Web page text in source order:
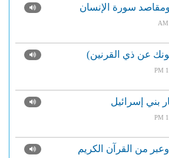
سورة الإنسان
عن ذي القرنين)
بني إسرائيل
من القرآن الكريم